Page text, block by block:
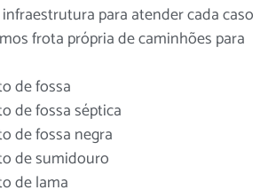
para atender cada caso
frota própria de caminhões para
de fossa
de fossa séptica
de fossa negra
de sumidouro
de lama